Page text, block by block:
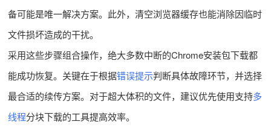
备可能是唯一解决方案。此外，清空浏览器缓存也能消除因临时
文件损坏造成的干扰。
采用这些步骤组合操作，绝大多数中断的Chrome安装包下载都
能成功恢复。关键在于根据错误提示判断具体故障环节，并选择
最合适的续传方案。对于超大体积的文件，建议优先使用支持多
线程分块下载的工具提高效率。